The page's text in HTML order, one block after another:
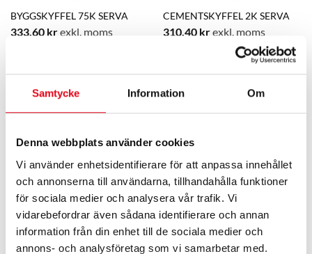
Samtycke Information Om
Denna webbplats använder cookies
Vi använder enhetsidentifierare för att anpassa innehållet
och annonserna till användarna, tillhandahålla funktioner
för sociala medier och analysera vår trafik. Vi
vidarebefordrar även sådana identifierare och annan
information från din enhet till de sociala medier och
annons- och analysföretag som vi samarbetar med.
BYGGSKYFFEL 75K SERVA
333,60 krexkl. moms
CEMENTSKYFFEL 2K SERVA
310,40 krexkl. moms
SLUT I LAGER
GRÄVGREP SERVA
416krexkl. moms
GRÄVSPADE 11AY +10 SERVA
412,80krexkl. moms